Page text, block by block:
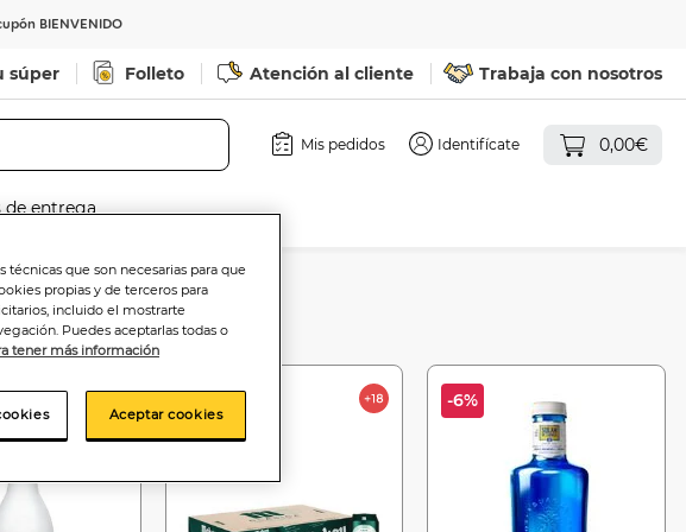
BIENVENIDO
súper Folleto Atención al cliente Trabaja con nosotros
Mis pedidos Identifícate 0,00€
de entrega
-6%
que son necesarias para que
propias y de terceros para
incluido el mostrarte
Puedes aceptarlas todas o
tener más información
Aceptar cookies